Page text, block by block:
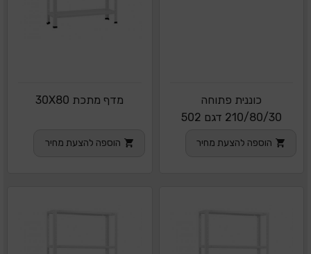
כוננית פתוחה
210/80/30 דגם 502
הוספה להצעת מחיר
מדף מתכת 30X80
הוספה להצעת מחיר